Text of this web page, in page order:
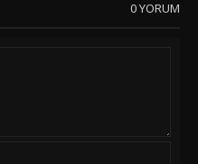
0 YORUM